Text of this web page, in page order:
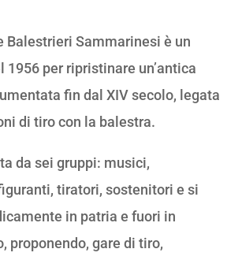
Balestrieri Sammarinesi è un
1956 per ripristinare un’antica
fin dal XIV secolo, legata
di tiro con la balestra.
da sei gruppi: musici,
tiratori, sostenitori e si
in patria e fuori in
proponendo, gare di tiro,